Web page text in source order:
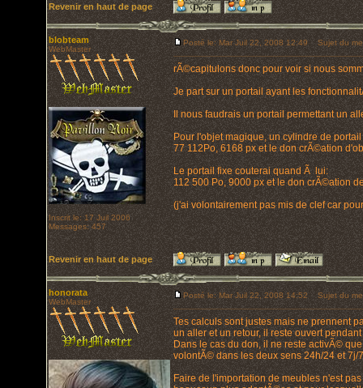
Revenir en haut de page
blobteam
WebMaster
Inscrit le: 17 Juil 2006
Messages: 457
Posté le: Mar Juil 22, 2008 12:49 Sujet du
rÃ©capitulons donc pour voir si nous
Je part sur un portail ayant les
Il nous faudrais un portail permettant un
Pour l'objet magique, un cylindre de
77 112Po, 6168 px et le don crÃ©ation
Le portail fixe couterai quand Ã lui:
112 500 Po, 9000 px et le don crÃ©ation
(j'ai volontairement pas mis de clef car
Revenir en haut de page
honorata
WebMaster
Posté le: Mar Juil 22, 2008 14:52 Sujet du
Tes calculs sont justes mais ne prennent
un aller et un retour, il reste ouvert
Dans le cas du don, il ne reste activÃ©
volontÃ© dans les deux sens 24h/24 et 7j/
Faire de l'importation de meubles n'est